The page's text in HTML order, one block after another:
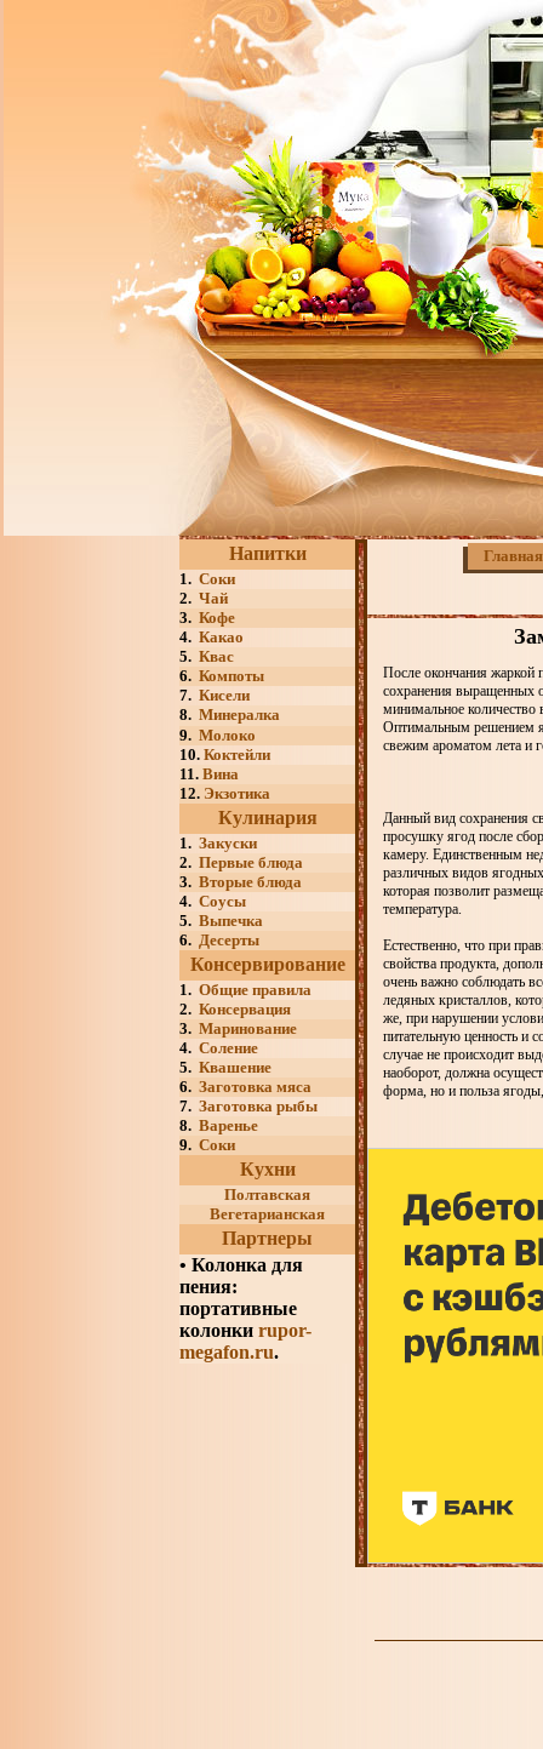
Напитки
1. Соки
2. Чай
3. Кофе
4. Какао
5. Квас
6. Компоты
7. Кисели
8. Минералка
9. Молоко
10. Коктейли
11. Вина
12. Экзотика
Кулинария
1. Закуски
2. Первые блюда
3. Вторые блюда
4. Соусы
5. Выпечка
6. Десерты
Консервирование
1. Общие правила
2. Консервация
3. Маринование
4. Соление
5. Квашение
6. Заготовка мяса
7. Заготовка рыбы
8. Варенье
9. Соки
Кухни
Полтавская
Вегетарианская
Партнеры
• Колонка для
пения:
портативные
колонки rupor-
megafon.ru.
Главная
После окончания жаркой
сохранения выращенных
минимальное количество
Оптимальным решением
свежим ароматом лета и
Данный вид сохранения
просушку ягод после
камеру. Единственным
различных видов
которая позволит
температура.
Естественно, что при
свойства продукта,
очень важно соблюдать
ледяных кристаллов,
же, при нарушении
питательную ценность и
случае не происходит
наоборот, должна
форма, но и польза